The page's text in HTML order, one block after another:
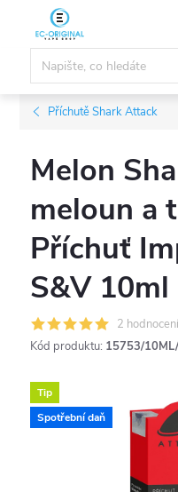
obsah
Příchutě Shark Attack
Melon
meloun a
Příchuť
S&V 10ml
2
Kód produktu: 15753/
Tip
Spotřební daň